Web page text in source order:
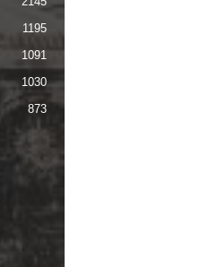
1195
1091
1030
873